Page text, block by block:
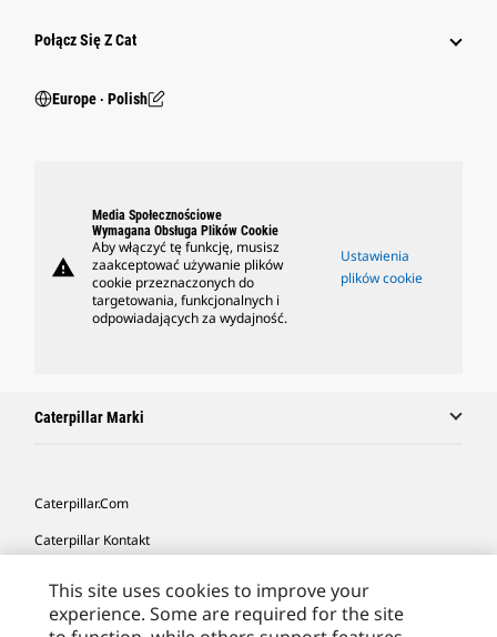
Połącz Się Z Cat
Europe ‧ Polish
warning
Media Społecznościowe
Wymagana Obsługa Plików Cookie
Aby włączyć tę funkcję, musisz
zaakceptować używanie plików
cookie przeznaczonych do
targetowania, funkcjonalnych i
odpowiadających za wydajność.
Ustawienia
plików cookie
Caterpillar Marki
Caterpillar.com
Caterpillar Kontakt
Moje Preferencje Marketingowe
This site uses cookies to improve your
experience. Some are required for the site